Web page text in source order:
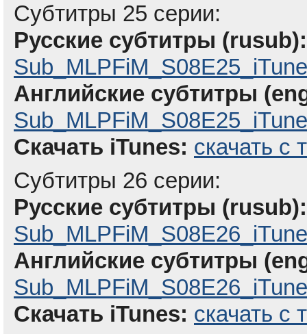
Субтитры 25 серии:
Русские субтитры (rusub):
Английские субтитры
Скачать iTunes: скачать с
Субтитры 26 серии:
Русские субтитры (rusub):
Английские субтитры
Скачать iTunes: скачать с